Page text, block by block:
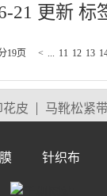
21 更新 标
19页 < ... 11 12 13
花皮 马靴松紧
针织布